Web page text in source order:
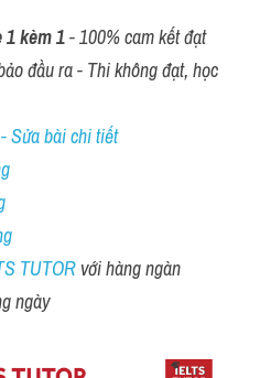
kèm 1 - 100% cam kết đạt
đầu ra - Thi không đạt, học
Sửa bài chi tiết
TUTOR với hàng ngàn
ngày